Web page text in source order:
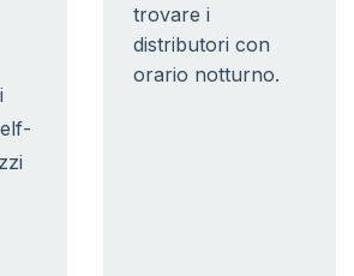
trovare i
distributori con
orario notturno.